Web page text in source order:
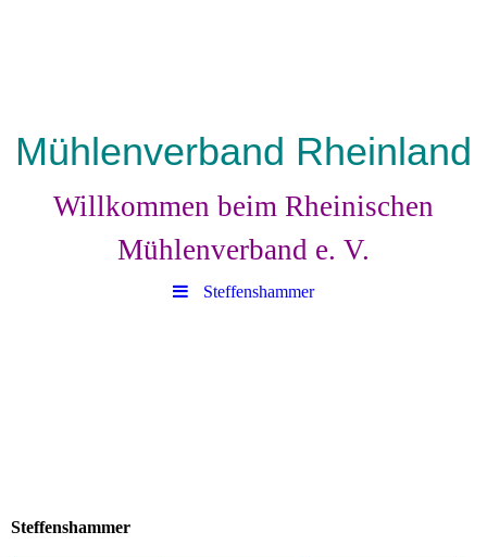
Mühlenverband Rheinland
Willkommen beim Rheinischen
Mühlenverband e. V.
Steffenshammer
Steffenshammer